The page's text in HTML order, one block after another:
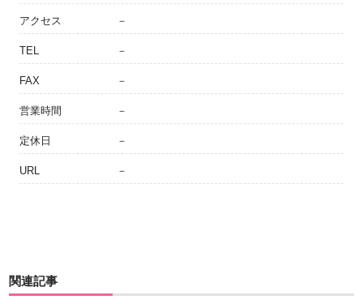
アクセス －
TEL －
FAX －
営業時間 －
定休日 －
URL －
関連記事